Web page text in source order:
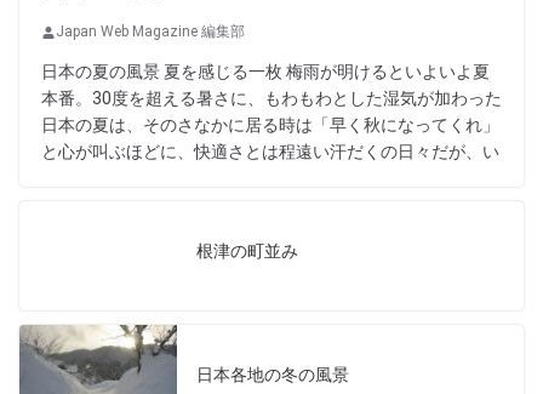
Japan Web Magazine 編集部
日本の夏の風景 夏を感じる一枚 梅雨が明けるといよいよ夏
本番。30度を超える暑さに、もわもわとした湿気が加わった
日本の夏は、そのさなかに居る時は「早く秋になってくれ」
と心が叫ぶほどに、快適さとは程遠い汗だくの日々だが、い
根津の町並み
日本各地の冬の風景